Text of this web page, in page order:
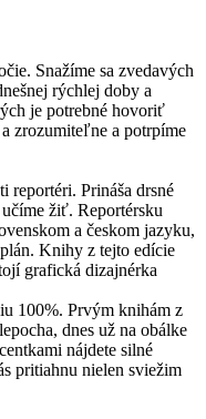
Snažíme sa zvedavých
rýchlej doby a
je potrebné hovoriť
zrozumiteľne a potrpíme
reportéri. Prináša drsné
žiť. Reportérsku
a českom jazyku,
Knihy z tejto edície
grafická dizajnérka
100%. Prvým knihám z
dnes už na obálke
nájdete silné
pritiahnu nielen sviežim